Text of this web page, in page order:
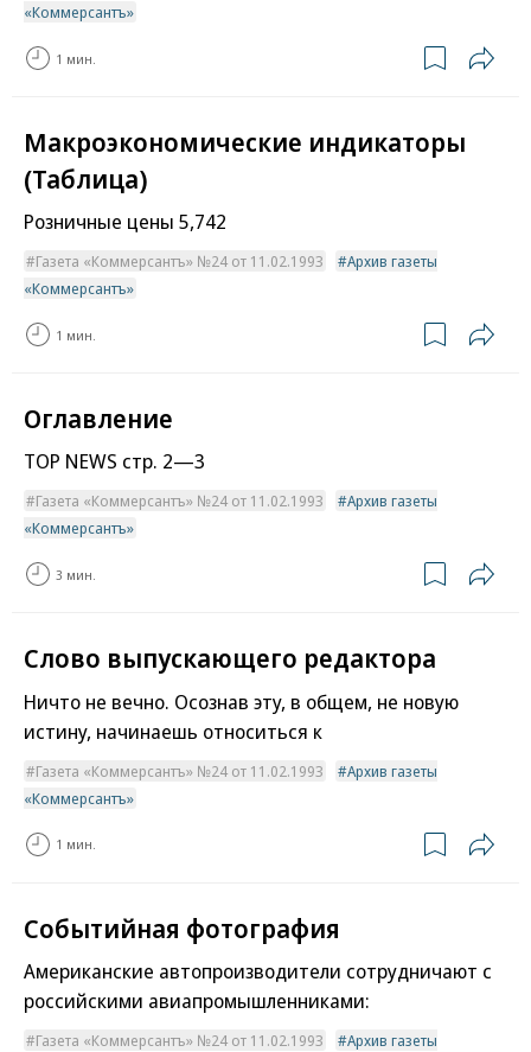
«Коммерсантъ»
1 мин.
Макроэкономические индикаторы
(Таблица)
Розничные цены 5,742
Газета «Коммерсантъ» №24 от 11.02.1993
Архив газеты
«Коммерсантъ»
1 мин.
Оглавление
TOP NEWS стр. 2—3
Газета «Коммерсантъ» №24 от 11.02.1993
Архив газеты
«Коммерсантъ»
3 мин.
Слово выпускающего редактора
Ничто не вечно. Осознав эту, в общем, не новую
истину, начинаешь относиться к
Газета «Коммерсантъ» №24 от 11.02.1993
Архив газеты
«Коммерсантъ»
1 мин.
Событийная фотография
Американские автопроизводители сотрудничают с
российскими авиапромышленниками:
Газета «Коммерсантъ» №24 от 11.02.1993
Архив газеты